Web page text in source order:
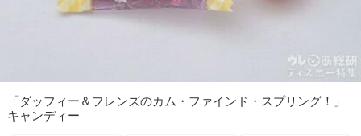
「ダッフィー＆フレンズのカム・ファインド・スプリング！」
キャンディー